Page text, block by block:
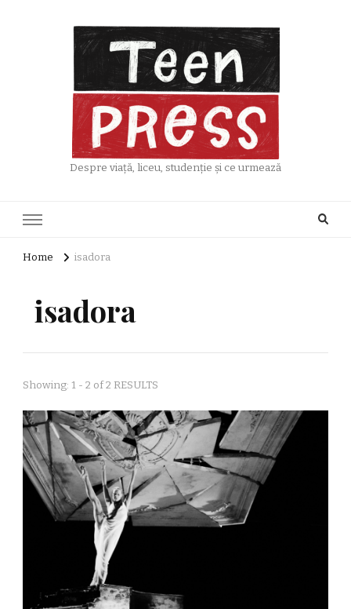
Despre viață, liceu, studenție și ce urmează
Home isadora
isadora
Showing: 1 - 2 of 2 RESULTS